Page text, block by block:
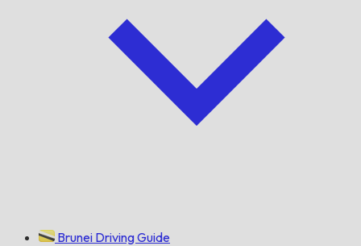
Brunei Driving Guide